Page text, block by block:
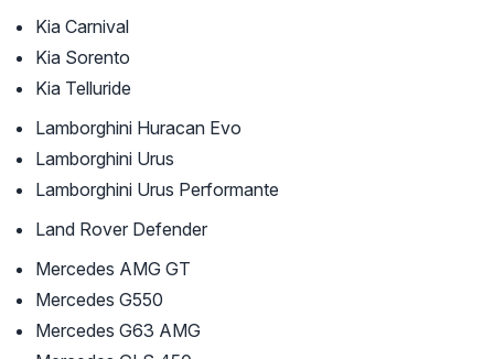
Kia Carnival
Kia Sorento
Kia Telluride
Lamborghini Huracan Evo
Lamborghini Urus
Lamborghini Urus Performante
Land Rover Defender
Mercedes AMG GT
Mercedes G550
Mercedes G63 AMG